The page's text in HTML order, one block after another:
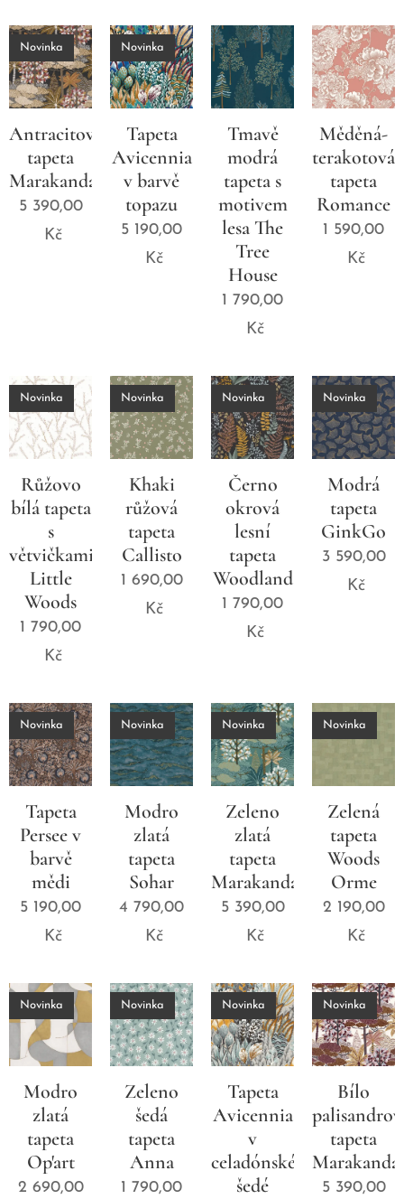
Antracitová
tapeta
Marakanda
Novinka
5 390,00
Kč
Tapeta
Avicennia
v barvě
topazu
Novinka
5 190,00
Kč
Tmavě
modrá
tapeta s
motivem
lesa The
Tree
House
1 790,00
Kč
Měděná-
terakotová
tapeta
Romance
1 590,00
Kč
Růžovo
bílá tapeta
s
větvičkami
Little
Woods
Novinka
1 790,00
Kč
Khaki
růžová
tapeta
Callisto
Novinka
1 690,00
Kč
Černo
okrová
lesní
tapeta
Woodland
Novinka
1 790,00
Kč
Modrá
tapeta
GinkGo
Novinka
3 590,00
Kč
Tapeta
Persee v
barvě
mědi
Novinka
5 190,00
Kč
Modro
zlatá
tapeta
Sohar
Novinka
4 790,00
Kč
Zeleno
zlatá
tapeta
Marakanda
Novinka
5 390,00
Kč
Zelená
tapeta
Woods
Orme
Novinka
2 190,00
Kč
Modro
zlatá
tapeta
Op'art
Novinka
2 690,00
Zeleno
šedá
tapeta
Anna
Novinka
1 790,00
Tapeta
Avicennia
v
celadónské
šedé
Novinka
Bílo
tapeta
Marakanda
Novinka
5 390,00